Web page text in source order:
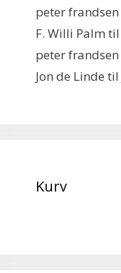
peter frandsen
F. Willi Palm til
peter frandsen
Jon de Linde til
Kurv